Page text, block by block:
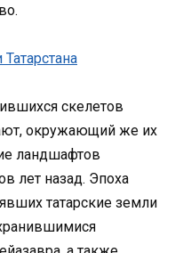
скелетов
окружающий же их
ландшафтов
лет назад. Эпоха
татарские земли